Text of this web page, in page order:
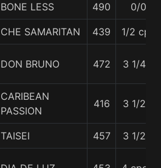
BONE LESS 490 0/0
CHE SAMARITAN 439 1/2 cpo
DON BRUNO 472 3 1/4 c
CARIBEAN
PASSION
416 3 1/2 c
TAISEI 457 3 1/2 c